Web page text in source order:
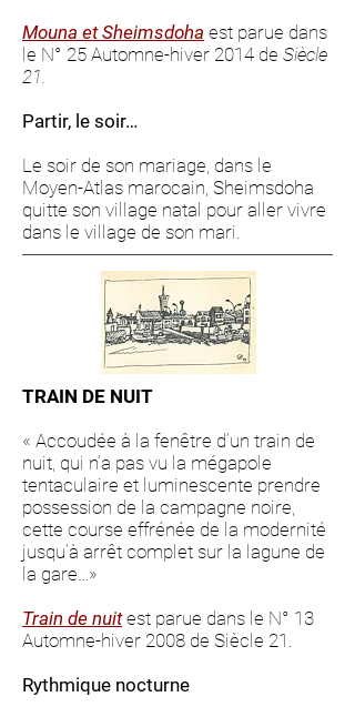
Mouna et Sheimsdoha est parue dans
le N° 25 Automne-hiver 2014 de Siècle
21.
Partir, le soir…
Le soir de son mariage, dans le
Moyen-Atlas marocain, Sheimsdoha
quitte son village natal pour aller vivre
dans le village de son mari.
TRAIN DE NUIT
« Accoudée à la fenêtre d’un train de
nuit, qui n’a pas vu la mégapole
tentaculaire et luminescente prendre
possession de la campagne noire,
cette course effrénée de la modernité
jusqu’à arrêt complet sur la lagune de
la gare…»
Train de nuit est parue dans le N° 13
Automne-hiver 2008 de Siècle 21.
Rythmique nocturne